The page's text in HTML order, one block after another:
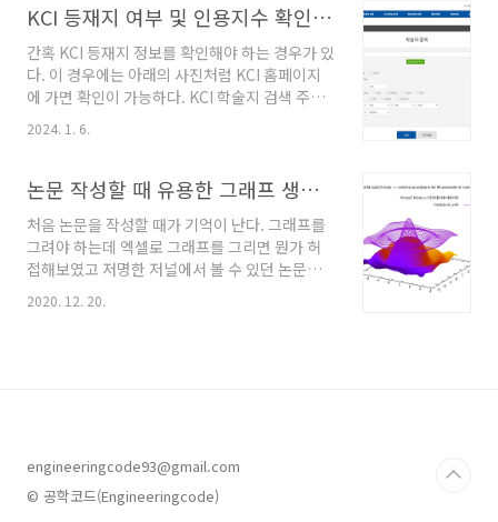
https://jcr.clarivate.com/jcr/ ※
SCI(Science Citation Index)와 SCIE는 통합
되어서 2020년 1월부터는 SCIE로만 나타난다.
필자의 경우 연구계를 오랜 기간 떠나있었기에
몰랐는데 최근에 정확하게 알게되었다. 최하단의
참고문서에 관련 링크를 정리하였다. JCR은 유
에는 기..
KCI 등재지 여부 및 인용지수 확인 방법
간혹 KCI 등재지 정보를 확인해야 하는 경우가 있
다. 이 경우에는 아래의 사진처럼 KCI 홈페이지
에 가면 확인이 가능하다. KCI 학술지 검색 주소:
https://www.kci.go.kr/kciportal/po/search/poSereSear.kci
학술지명 등을 이용해 학술지를 검색하면 아래의
를 알고 싶은 학술지를 클릭하면 상세 페이지로
이동하는며 ISSN, 인용지수, 역사 등을 알 수 있
다.
2024. 1. 6.
논문 작성할 때 유용한 그래프 생성 툴 그누플롯(GNUPLOT)
처음 논문을 작성할 때가 기억이 난다. 그래프를
그려야 하는데 엑셀로 그래프를 그리면 뭔가 허
접해보였고 저명한 저널에서 볼 수 있던 논문의
그래프 형식을 개념적으로 정의한 후 이것 저것
로 다운로드 받을 수 있다. 사용법을 다루고 있는
pdf 자료와 사진형식으로 공개되어 있는 데모가
있어서 사용법을 금방 익힐 수 있다. 그누플롯을
2020. 12. 20.
engineeringcode93@gmail.com
© 공학코드(Engineeringcode)